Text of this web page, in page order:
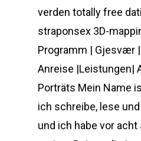
verden totally free
straponsex 3D-
Programm | Gjesvær |
Anreise |Leistungen|
Porträts Mein Name
ich schreibe, lese
und ich habe vor